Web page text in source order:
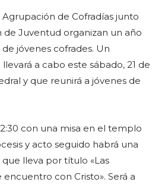
Agrupación de Cofradías junto
de Juventud organizan un año
jóvenes cofrades. Un
a cabo este sábado, 21 de
y que reunirá a jóvenes de
con una misa en el templo
y acto seguido habrá una
lleva por título «Las
encuentro con Cristo». Será a